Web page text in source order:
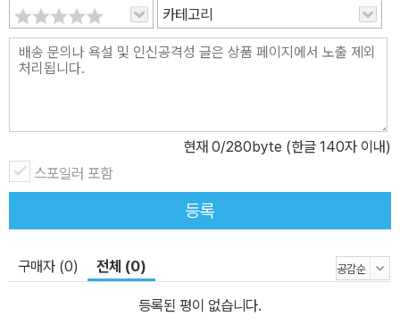
점에 충실한 도서입니다. 바이브 코딩을 하다가 프로젝트의 구조와
코드를 이해하는 데 어려움이 있었다면 이 책으로 기본기를 다져보길
추천합니다. _정재우
카테고리
현재 0/280byte (한글 140자 이내)
스포일러 포함
등록
구매자 (0) 전체 (0)
등록된 평이 없습니다.